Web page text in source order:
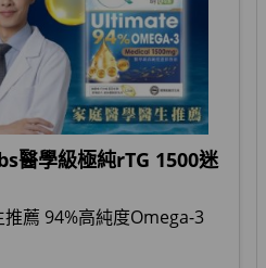
醫學級極純rTG 1500迷
推薦 94%高純度Omega-3